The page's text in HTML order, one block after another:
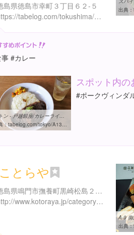
島県徳島市幸町３丁目６２-５
https://tabelog.com/tokushima/A3601/A360101/36000907/
出典：
#カレー
：tabelog.com/tokyo/A1317/A131712/13217002
スポット内の
#ポークヴィンダ
ことらや
徳島県鳴門市撫養町黒崎松島２３４
http://www.kotoraya.jp/category/store/
出典：